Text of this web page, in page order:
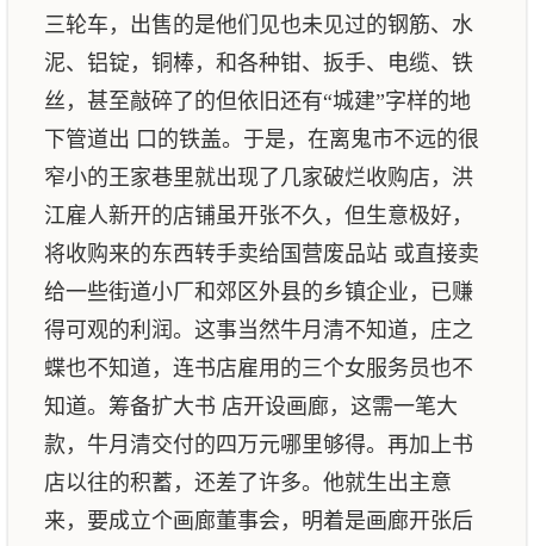
三轮车，出售的是他们见也未见过的钢筋、水
泥、铝锭，铜棒，和各种钳、扳手、电缆、铁
丝，甚至敲碎了的但依旧还有“城建”字样的地
下管道出 口的铁盖。于是，在离鬼市不远的很
窄小的王家巷里就出现了几家破烂收购店，洪
江雇人新开的店铺虽开张不久，但生意极好，
将收购来的东西转手卖给国营废品站 或直接卖
给一些街道小厂和郊区外县的乡镇企业，已赚
得可观的利润。这事当然牛月清不知道，庄之
蝶也不知道，连书店雇用的三个女服务员也不
知道。筹备扩大书 店开设画廊，这需一笔大
款，牛月清交付的四万元哪里够得。再加上书
店以往的积蓄，还差了许多。他就生出主意
来，要成立个画廊董事会，明着是画廊开张后